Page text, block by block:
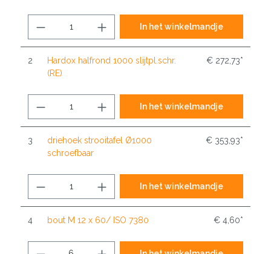
In het winkelmandje
2
Hardox halfrond 1000 slijtpl.schr.
(RE)
€ 272,73*
In het winkelmandje
3
driehoek strooitafel Ø1000
schroefbaar
€ 353,93*
In het winkelmandje
4 bout M 12 x 60/ ISO 7380 € 4,60*